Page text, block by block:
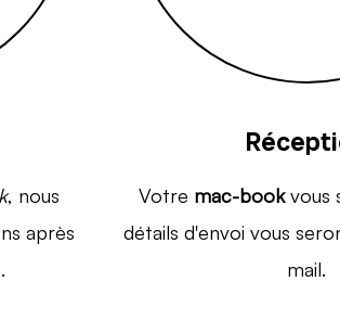
, nous
après
Votre mac-bookvous
détails d'envoi vous
mail.